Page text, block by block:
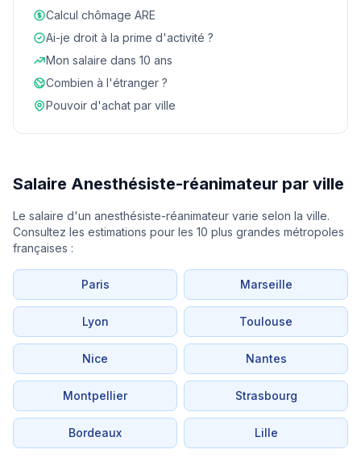
Calcul chômage ARE
Ai-je droit à la prime d'activité ?
Mon salaire dans 10 ans
Combien à l'étranger ?
Pouvoir d'achat par ville
Salaire Anesthésiste-réanimateur par ville
Le salaire d'un anesthésiste-réanimateur varie selon la ville.
Consultez les estimations pour les 10 plus grandes métropoles
françaises :
Paris Marseille
Lyon Toulouse
Nice Nantes
Montpellier Strasbourg
Bordeaux Lille